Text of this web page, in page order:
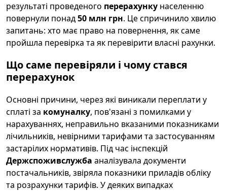
результаті проведеного перерахунку населенню
повернули понад50 млн грн. Це спричинило хвилю
запитань: хто має право на повернення, як саме
пройшла перевірка та як перевірити власні рахунки.
Що саме перевіряли і чому стався
перерахунок
Основні причини, через які виникали переплати у
сплаті за комуналку, пов'язані з помилками у
нарахуваннях, неправильно вказаними показниками
лічильників, невірними тарифами та застосуванням
застарілих нормативів. Під час інспекцій
Держспоживслужба аналізувала документи
постачальників, звіряла показники приладів обліку
та розрахунки тарифів. У деяких випадках